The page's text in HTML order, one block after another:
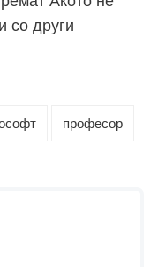
со други
професор